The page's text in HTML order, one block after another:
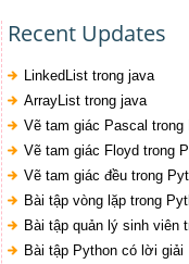
Recent Updates
LinkedList trong java
ArrayList trong java
Vẽ tam giác Pascal trong
Vẽ tam giác Floyd trong
Vẽ tam giác đều trong
Bài tập vòng lặp trong
Bài tập quản lý sinh viên
Bài tập Python có lời giải